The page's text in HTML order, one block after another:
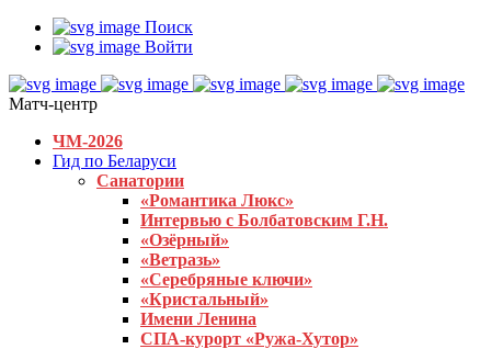
Поиск
Войти
Матч-центр
ЧМ-2026
Гид по Беларуси
Санатории
«Романтика Люкс»
Интервью с Болбатовским Г.Н.
«Озёрный»
«Ветразь»
«Серебряные ключи»
«Кристальный»
Имени Ленина
СПА-курорт «Ружа-Хутор»